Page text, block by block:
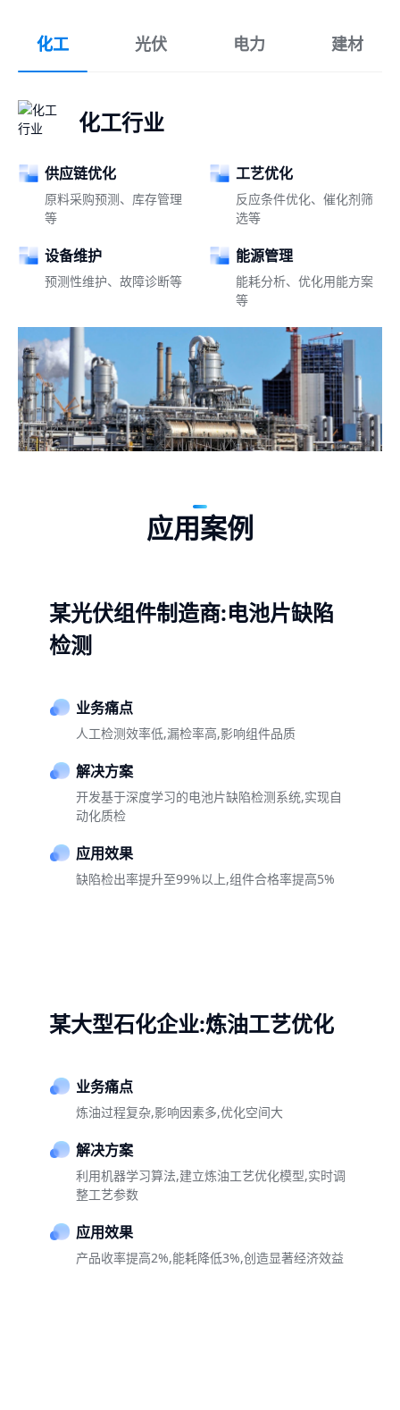
化工 光伏 电力 建材
化工行业
供应链优化
原料采购预测、库存管理
等
工艺优化
反应条件优化、催化剂筛
选等
设备维护
预测性维护、故障诊断等
能源管理
能耗分析、优化用能方案
等
应用案例
某光伏组件制造商:电池片缺陷
检测
业务痛点
人工检测效率低,漏检率高,影响组件品质
解决方案
开发基于深度学习的电池片缺陷检测系统,实现自
动化质检
应用效果
缺陷检出率提升至99%以上,组件合格率提高5%
某大型石化企业:炼油工艺优化
业务痛点
炼油过程复杂,影响因素多,优化空间大
解决方案
利用机器学习算法,建立炼油工艺优化模型,实时调
整工艺参数
应用效果
产品收率提高2%,能耗降低3%,创造显著经济效益